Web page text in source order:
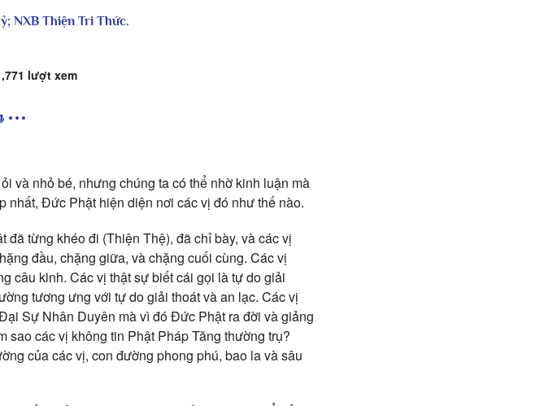
; NXB Thiện Tri Thức.
lượt xem
và nhỏ bé, nhưng chúng ta có thể nhờ kinh luận mà
nhất, Đức Phật hiện diện nơi các vị đó như thế nào.
từng khéo đi (Thiện Thệ), đã chỉ bày, và các vị
đầu, chặng giữa, và chặng cuối cùng. Các vị
câu kinh. Các vị thật sự biết cái gọi là tự do giải
tương ưng với tự do giải thoát và an lạc. Các vị
Sự Nhân Duyên mà vì đó Đức Phật ra đời và giảng
sao các vị không tin Phật Pháp Tăng thường trụ?
của các vị, con đường phong phú, bao la và sâu